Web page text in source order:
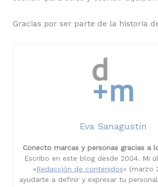
Gracias por ser parte de la historia
Eva Sanagustín
Conecto marcas y personas gracias a
Escribo en este blog desde 2004. Mi
«Redacción de contenidos» (marzo
ayudarte a definir y expresar tu